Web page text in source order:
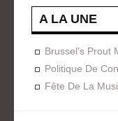
A
A LA UNE
Brussel's Prout
Politique De
Fête De La